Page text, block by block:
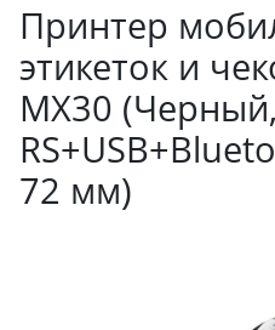
Принтер
этикеток и
MX30 (Черный,
72 мм)